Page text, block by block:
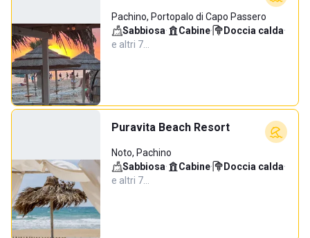
Pachino, Portopalo di Capo Passero
Sabbiosa· Cabine· Doccia calda·
e altri 7…
Puravita Beach Resort
Noto, Pachino
Sabbiosa· Cabine· Doccia calda·
e altri 7…